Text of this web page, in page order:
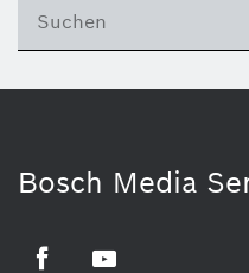
Bosch Media